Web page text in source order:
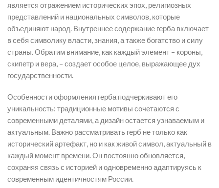
является отражением исторических эпох, религиозных
представлений и национальных символов, которые
объединяют народ. Внутреннее содержание герба включает
в себя символику власти, знания, а также богатство и силу
страны. Обратим внимание, как каждый элемент – короны,
скипетр и вера, – создает особое целое, выражающее дух
государственности.
Особенности оформления герба подчеркивают его
уникальность: традиционные мотивы сочетаются с
современными деталями, а дизайн остается узнаваемым и
актуальным. Важно рассматривать герб не только как
исторический артефакт, но и как живой символ, актуальный в
каждый момент времени. Он постоянно обновляется,
сохраняя связь с историей и одновременно адаптируясь к
современным идентичностям России.